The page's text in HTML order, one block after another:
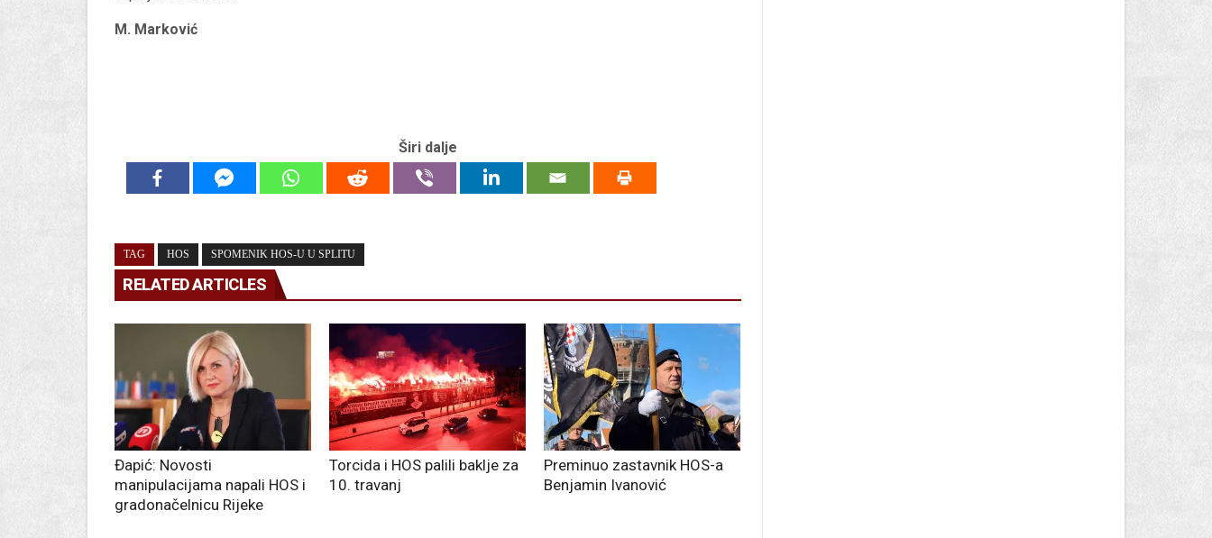
M. Marković
Širi dalje
TAG HOS SPOMENIK HOS-U U SPLITU
RELATED ARTICLES
Đapić: Novosti
manipulacijama napali HOS i
gradonačelnicu Rijeke
Torcida i HOS palili baklje za
10. travanj
Preminuo zastavnik HOS-a
Benjamin Ivanović